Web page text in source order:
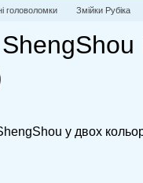
головоломки Змійки Рубіка
у двох